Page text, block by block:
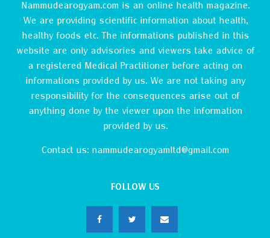
Nammudearogyam.com is an online health magazine.
We are providing scientific information about health,
healthy foods etc. The informations published in this
website are only advisories and viewers take advice of
a registered Medical Practitioner before acting on
informations provided by us. We are not taking any
responsibility for the consequences arise out of
anything done by the viewer upon the information
provided by us.
Contact us: nammudearogyamltd@gmail.com
FOLLOW US